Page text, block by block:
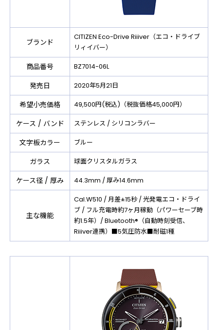
ブランド
CITIZEN Eco-Drive Riiiver（エコ・ドライブ
リィイバー）
商品番号 BZ7014-06L
発売日 2020年5月21日
希望小売価格 49,500円(税込)（税抜価格45,000円）
ケース / バンド ステンレス / シリコンラバー
文字板カラー ブルー
ガラス 球面クリスタルガラス
ケース径 / 厚み 44.3mm / 厚み14.6mm
主な機能
Cal.W510 / 月差±15秒 / 光発電エコ・ドライ
ブ / フル充電時約7ヶ月稼動（パワーセーブ時
約1.5年）/ Bluetooth®（自動時刻受信、
Riiiver連携）■5気圧防水■耐磁1種